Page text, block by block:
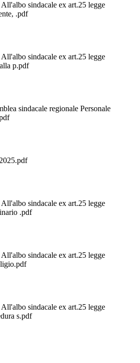
sindacale ex art.25 legge
.pdf
sindacale ex art.25 legge
p.pdf
sindacale regionale Personale
sindacale ex art.25 legge
.pdf
sindacale ex art.25 legge
sindacale ex art.25 legge
s.pdf